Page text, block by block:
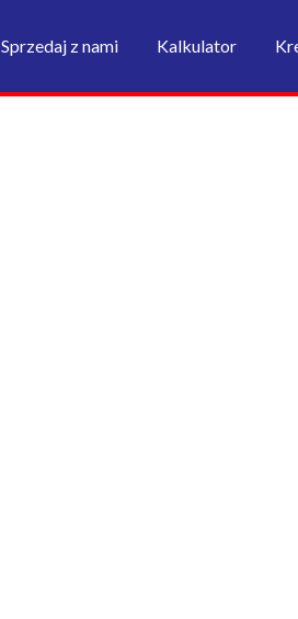
Sprzedaj z nami Kalkulator